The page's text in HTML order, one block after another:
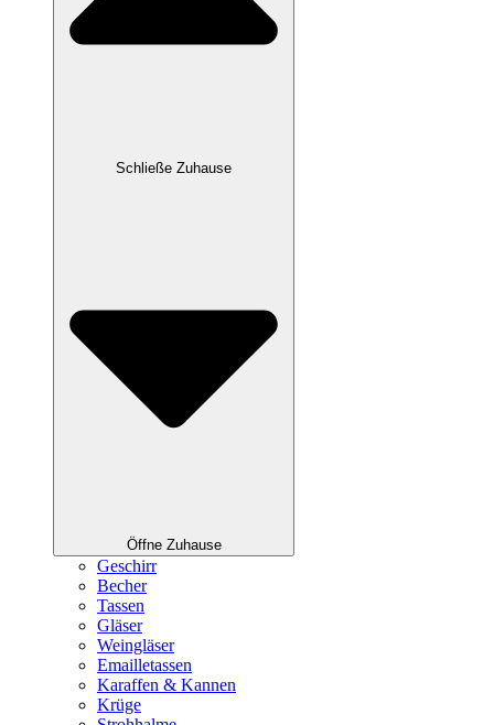
Schließe Zuhause
Öffne Zuhause
Geschirr
Becher
Tassen
Gläser
Weingläser
Emailletassen
Karaffen & Kannen
Krüge